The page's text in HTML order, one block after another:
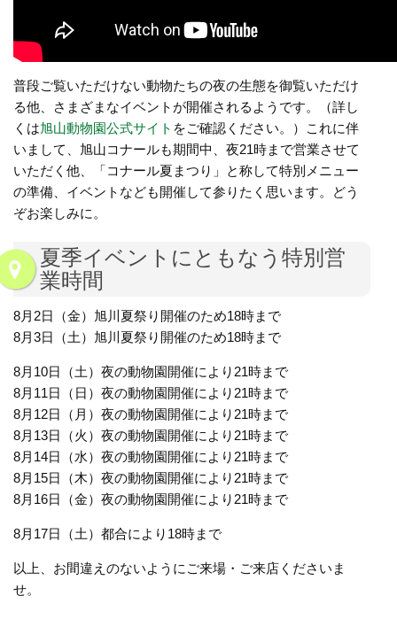
普段ご覧いただけない動物たちの夜の生態を御覧いただけ
る他、さまざまなイベントが開催されるようです。（詳し
くは旭山動物園公式サイト をご確認ください。）これに伴
いまして、旭山コナールも期間中、夜21時まで営業させて
いただく他、「コナール夏まつり」と称して特別メニュー
の準備、イベントなども開催して参りたく思います。どう
ぞお楽しみに。
夏季イベントにともなう特別営
業時間
8月2日（金）旭川夏祭り開催のため18時まで
8月3日（土）旭川夏祭り開催のため18時まで
8月10日（土）夜の動物園開催により21時まで
8月11日（日）夜の動物園開催により21時まで
8月12日（月）夜の動物園開催により21時まで
8月13日（火）夜の動物園開催により21時まで
8月14日（水）夜の動物園開催により21時まで
8月15日（木）夜の動物園開催により21時まで
8月16日（金）夜の動物園開催により21時まで
8月17日（土）都合により18時まで
以上、お間違えのないようにご来場・ご来店くださいま
せ。